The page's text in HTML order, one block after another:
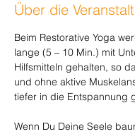
Über die
Beim Restorative Yoga
lange (5 – 10 Min.) mit
Hilfsmitteln gehalten, so
und ohne aktive
tiefer in die Entspannung
Wenn Du Deine Seele